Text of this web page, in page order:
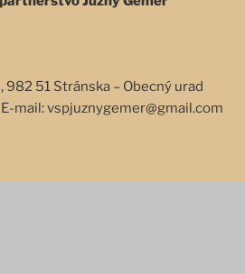
982 51 Stránska – Obecný urad
mail: vspjuznygemer@gmail.com